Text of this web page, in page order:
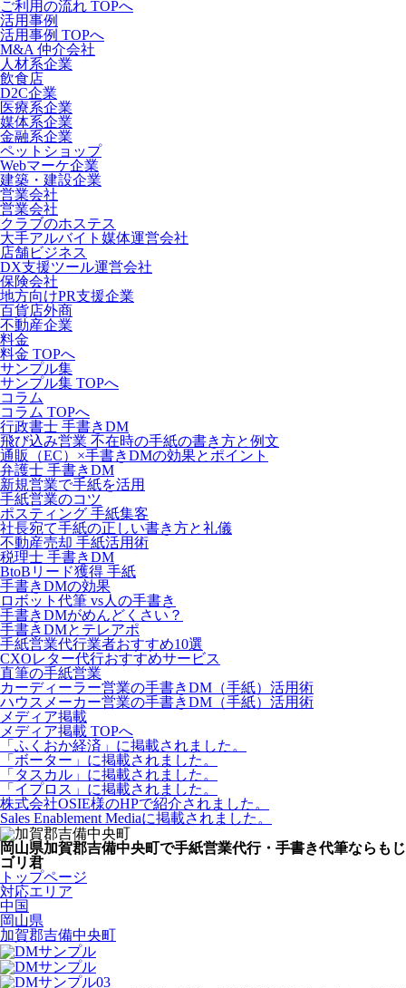
ご利用の流れ TOPへ
活用事例
活用事例 TOPへ
M&A 仲介会社
人材系企業
飲食店
D2C企業
医療系企業
媒体系企業
金融系企業
ペットショップ
Webマーケ企業
建築・建設企業
営業会社
営業会社
クラブのホステス
大手アルバイト媒体運営会社
店舗ビジネス
DX支援ツール運営会社
保険会社
地方向けPR支援企業
百貨店外商
不動産企業
料金
料金 TOPへ
サンプル集
サンプル集 TOPへ
コラム
コラム TOPへ
行政書士 手書きDM
飛び込み営業 不在時の手紙の書き方と例文
通販（EC）×手書きDMの効果とポイント
弁護士 手書きDM
新規営業で手紙を活用
手紙営業のコツ
ポスティング 手紙集客
社長宛て手紙の正しい書き方と礼儀
不動産売却 手紙活用術
税理士 手書きDM
BtoBリード獲得 手紙
手書きDMの効果
ロボット代筆 vs人の手書き
手書きDMがめんどくさい？
手書きDMとテレアポ
手紙営業代行業者おすすめ10選
CXOレター代行おすすめサービス
直筆の手紙営業
カーディーラー営業の手書きDM（手紙）活用術
ハウスメーカー営業の手書きDM（手紙）活用術
メディア掲載
メディア掲載 TOPへ
「ふくおか経済」に掲載されました。
「ボーター」に掲載されました。
「タスカル」に掲載されました。
「イプロス」に掲載されました。
株式会社OSIE様のHPで紹介されました。
Sales Enablement Mediaに掲載されました。
岡山県加賀郡吉備中央町で手紙営業代行・手書き代筆ならもじ
ゴリ君
トップページ
対応エリア
中国
岡山県
加賀郡吉備中央町